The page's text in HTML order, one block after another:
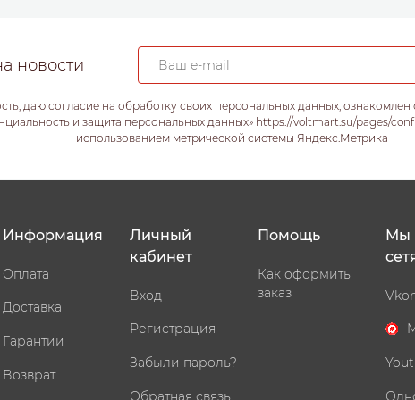
новости
даю согласие на обработку своих персональных данных,
и защита персональных данных» https://voltmart.su/pages/
использованием метрической системы Яндекс.Метрика
Информация
Оплата
Доставка
Гарантии
Возврат
Личный
кабинет
Вход
Регистрация
Забыли пароль?
Обратная связь
Помощь
Как оформить
заказ
Мы